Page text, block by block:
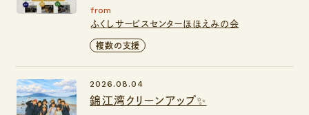
from
ふくしサービスセンターほほえみの会
複数の支援
錦江湾クリーンアップ✨
2026.08.04